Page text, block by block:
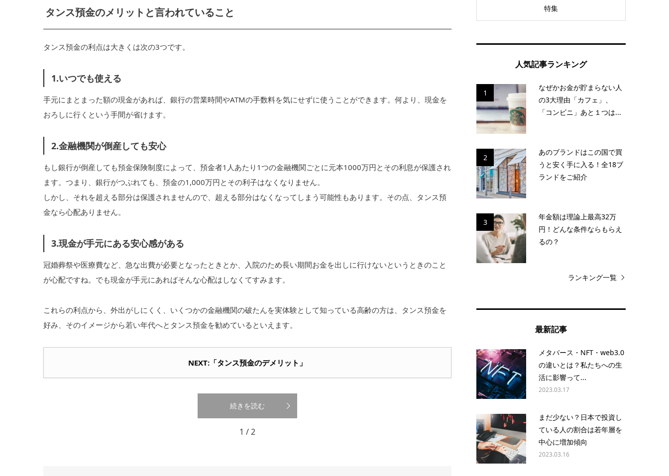
タンス預金のメリットと言われていること
タンス預金の利点は大きくは次の3つです。
1.いつでも使える
手元にまとまった額の現金があれば、銀行の営業時間やATMの手数料を気にせずに使うことができます。何より、現金を
おろしに行くという手間が省けます。
2.金融機関が倒産しても安心
もし銀行が倒産しても預金保険制度によって、預金者1人あたり1つの金融機関ごとに元本1000万円とその利息が保護され
ます。つまり、銀行がつぶれても、預金の1,000万円とその利子はなくなりません。
しかし、それを超える部分は保護されませんので、超える部分はなくなってしまう可能性もあります。その点、タンス預
金なら心配ありません。
3.現金が手元にある安心感がある
冠婚葬祭や医療費など、急な出費が必要となったときとか、入院のため長い期間お金を出しに行けないというときのこと
が心配ですね。でも現金が手元にあればそんな心配はしなくてすみます。
これらの利点から、外出がしにくく、いくつかの金融機関の破たんを実体験として知っている高齢の方は、タンス預金を
好み、そのイメージから若い年代へとタンス預金を勧めているといえます。
NEXT:「タンス預金のデメリット」
続きを読む
1 / 2
特集
人気記事ランキング
1
なぜかお金が貯まらない人
の3大理由「カフェ」、
「コンビニ」あと１つは...
2
あのブランドはこの国で買
うと安く手に入る！全18ブ
ランドをご紹介
3
年金額は理論上最高32万
円！どんな条件ならもらえ
るの？
ランキング一覧
最新記事
メタバース・NFT・web3.0
の違いとは？私たちへの生
活に影響って...
2023.03.17
まだ少ない？日本で投資し
ている人の割合は若年層を
中心に増加傾向
2023.03.16